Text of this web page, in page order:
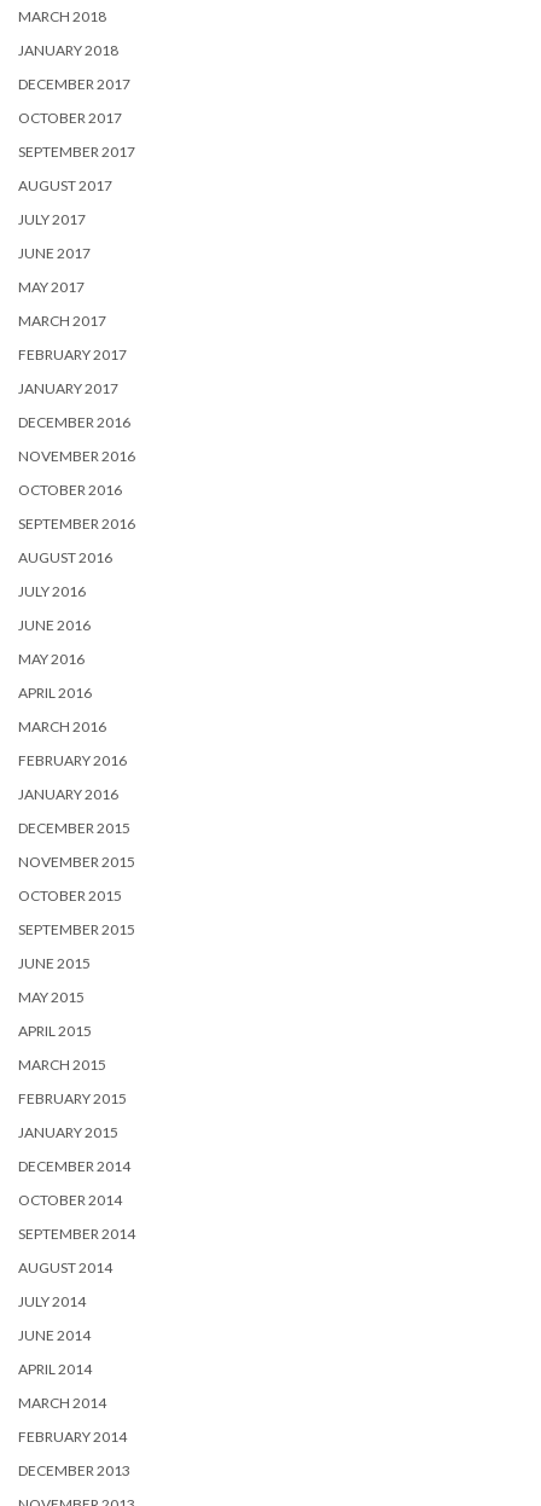
MARCH 2018
JANUARY 2018
DECEMBER 2017
OCTOBER 2017
SEPTEMBER 2017
AUGUST 2017
JULY 2017
JUNE 2017
MAY 2017
MARCH 2017
FEBRUARY 2017
JANUARY 2017
DECEMBER 2016
NOVEMBER 2016
OCTOBER 2016
SEPTEMBER 2016
AUGUST 2016
JULY 2016
JUNE 2016
MAY 2016
APRIL 2016
MARCH 2016
FEBRUARY 2016
JANUARY 2016
DECEMBER 2015
NOVEMBER 2015
OCTOBER 2015
SEPTEMBER 2015
JUNE 2015
MAY 2015
APRIL 2015
MARCH 2015
FEBRUARY 2015
JANUARY 2015
DECEMBER 2014
OCTOBER 2014
SEPTEMBER 2014
AUGUST 2014
JULY 2014
JUNE 2014
APRIL 2014
MARCH 2014
FEBRUARY 2014
DECEMBER 2013